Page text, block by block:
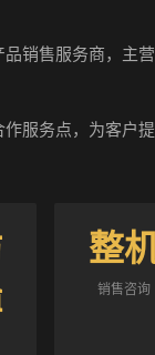
销售服务商，主
服务点，为客户
整
销售咨询